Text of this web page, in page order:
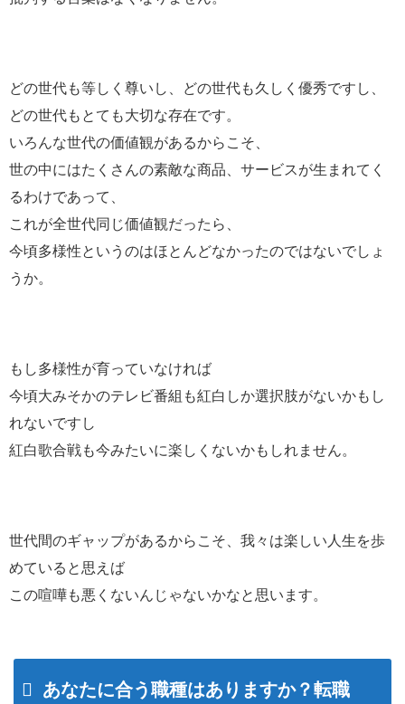
どの世代も等しく尊いし、どの世代も久しく優秀ですし、
どの世代もとても大切な存在です。
いろんな世代の価値観があるからこそ、
世の中にはたくさんの素敵な商品、サービスが生まれてく
るわけであって、
これが全世代同じ価値観だったら、
今頃多様性というのはほとんどなかったのではないでしょ
うか。
もし多様性が育っていなければ
今頃大みそかのテレビ番組も紅白しか選択肢がないかもし
れないですし
紅白歌合戦も今みたいに楽しくないかもしれません。
世代間のギャップがあるからこそ、我々は楽しい人生を歩
めていると思えば
この喧嘩も悪くないんじゃないかなと思います。
あなたに合う職種はありますか？転職